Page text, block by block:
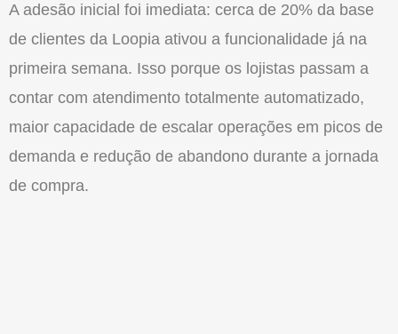
A adesão inicial foi imediata: cerca de 20% da base
de clientes da Loopia ativou a funcionalidade já na
primeira semana. Isso porque os lojistas passam a
contar com atendimento totalmente automatizado,
maior capacidade de escalar operações em picos de
demanda e redução de abandono durante a jornada
de compra.